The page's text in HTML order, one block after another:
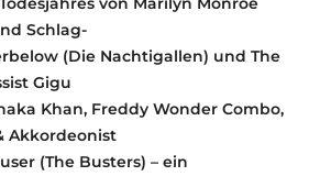
Schlag-
(Die Nachtigallen) und The
Gigu
Khan, Freddy Wonder Combo,
Akkordeonist
(The Busters) – ein